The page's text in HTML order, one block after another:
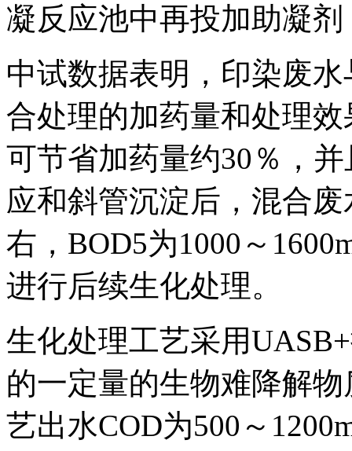
凝反应池中再投加助凝
中试数据表明，印染废
合处理的加药量和处理
可节省加药量约30％，
应和斜管沉淀后，混合
右，BOD5为1000～
进行后续生化处理。
生化处理工艺采用
的一定量的生物难降解
艺出水COD为500～